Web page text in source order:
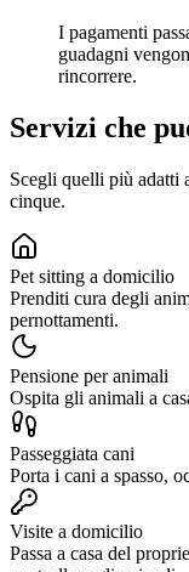
I pagamenti
guadagni
rincorrere.
Servizi che
Scegli quelli più adatti
cinque.
Pet sitting a domicilio
Prenditi cura degli
pernottamenti.
Pensione per animali
Ospita gli animali a
Passeggiata cani
Porta i cani a spasso,
Visite a domicilio
Passa a casa del